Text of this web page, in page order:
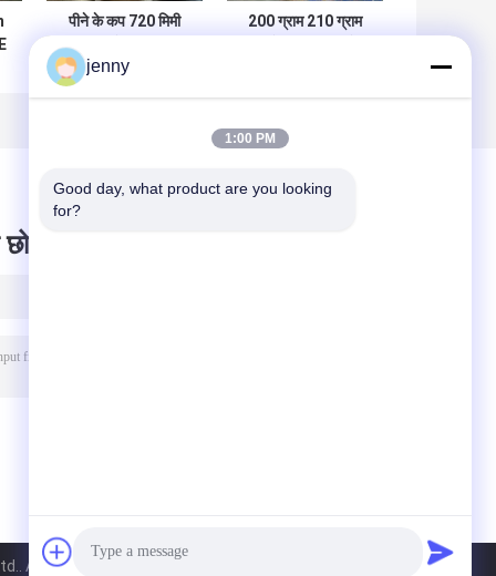
पीने के कप 720 मिमी
880 मिमी के लिए 100%
लकड़ी का गूदा 210 ग्राम
+ 15 ग्राम पीई कोटेड
200 ग्राम 210 ग्राम
दो
All Rights Reserved.
jenny
1:00 PM
Good day, what product are you looking
for?